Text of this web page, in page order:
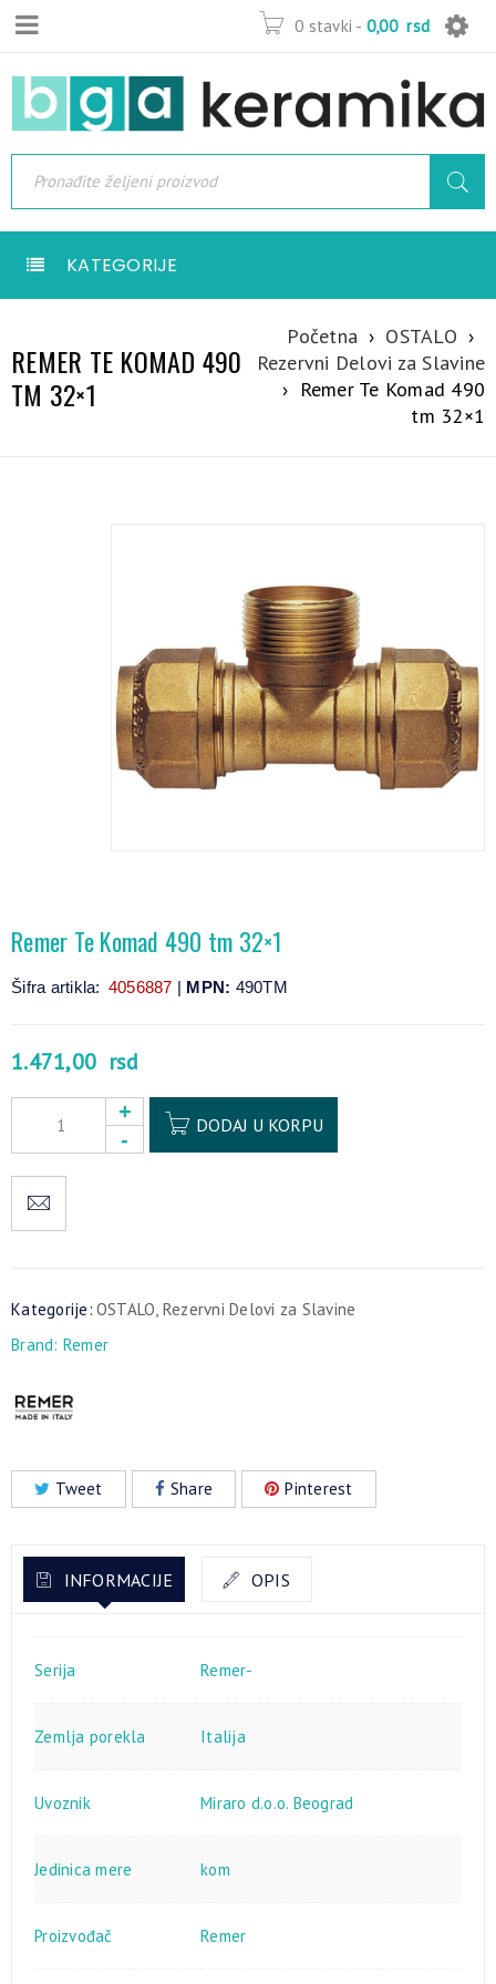
0 stavki - 0,00 rsd
KATEGORIJE
REMER TE KOMAD 490
TM 32×1
Početna › OSTALO ›
Rezervni Delovi za Slavine
› Remer Te Komad 490
tm 32×1
Remer Te Komad 490 tm 32×1
Šifra artikla: 4056887 | MPN: 490TM
1.471,00 rsd
DODAJ U KORPU
Kategorije: OSTALO, Rezervni Delovi za Slavine
Brand: Remer
Tweet Share Pinterest
INFORMACIJE OPIS
Serija Remer-
Zemlja porekla Italija
Uvoznik Miraro d.o.o. Beograd
Jedinica mere kom
Proizvođač Remer